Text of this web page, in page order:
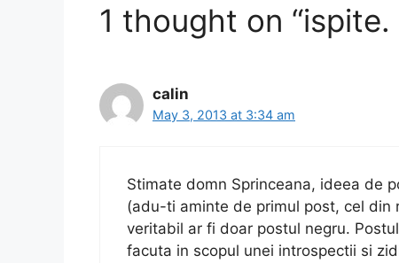
1 thought on
calin
May 3, 2013 at 3:34 am
Stimate domn Sprinceana, ideea de
(adu-ti aminte de primul post, cel din
veritabil ar fi doar postul negru.
facuta in scopul unei introspectii si